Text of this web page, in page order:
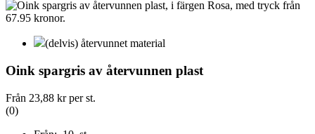
(delvis) återvunnet material
Oink spargris av återvunnen plast
Från 23,88 krper st.
(0)